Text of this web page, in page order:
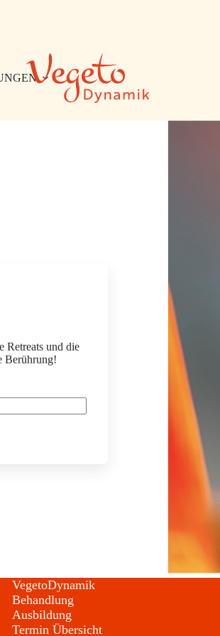
Retreats und die
Berührung!
VegetoDynamik
Behandlung
Ausbildung
Termin Übersicht